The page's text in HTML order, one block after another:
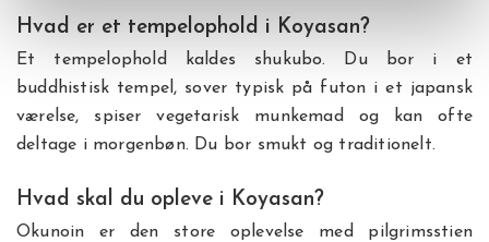
Hvad er et tempelophold i Koyasan?
Et tempelophold kaldes shukubo. Du bor i et
buddhistisk tempel, sover typisk på futon i et japansk
værelse, spiser vegetarisk munkemad og kan ofte
deltage i morgenbøn. Du bor smukt og traditionelt.
Hvad skal du opleve i Koyasan?
Okunoin er den store oplevelse med pilgrimsstien